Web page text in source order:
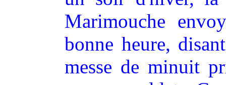
Marimouche
bonne heure,
messe de minuit